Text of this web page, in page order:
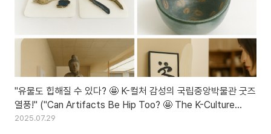
"유물도 힙해질 수 있다? 🤩 K-컬처 감성의 국립중앙박물관 굿즈
열풍!" ("Can Artifacts Be Hip Too? 🤩 The K-Culture
Vibes Behind the National Museum of Korea's Hot
2025.07.29